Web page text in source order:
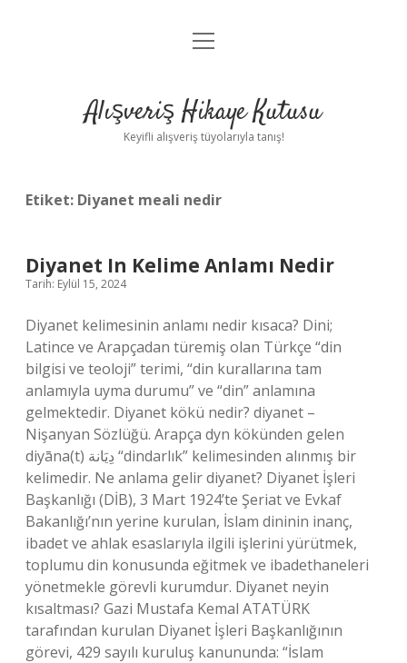
Anasayfa
Yasal Uyarı
menüyü
Alışveriş Hikaye Kutusu
Keyifli alışveriş tüyolarıyla tanış!
Etiket: Diyanet meali nedir
Diyanet In Kelime Anlamı Nedir
Tarih: Eylül 15, 2024
Diyanet kelimesinin anlamı nedir kısaca? Dini;
Latince ve Arapçadan türemiş olan Türkçe “din
bilgisi ve teoloji” terimi, “din kurallarına tam
anlamıyla uyma durumu” ve “din” anlamına
gelmektedir. Diyanet kökü nedir? diyanet –
Nişanyan Sözlüğü. Arapça dyn kökünden gelen
diyāna(t) دِيَانة “dindarlık” kelimesinden alınmış bir
kelimedir. Ne anlama gelir diyanet? Diyanet İşleri
Başkanlığı (DİB), 3 Mart 1924’te Şeriat ve Evkaf
Bakanlığı’nın yerine kurulan, İslam dininin inanç,
ibadet ve ahlak esaslarıyla ilgili işlerini yürütmek,
toplumu din konusunda eğitmek ve ibadethaneleri
yönetmekle görevli kurumdur. Diyanet neyin
kısaltması? Gazi Mustafa Kemal ATATÜRK
tarafından kurulan Diyanet İşleri Başkanlığının
görevi, 429 sayılı kuruluş kanununda: “İslam